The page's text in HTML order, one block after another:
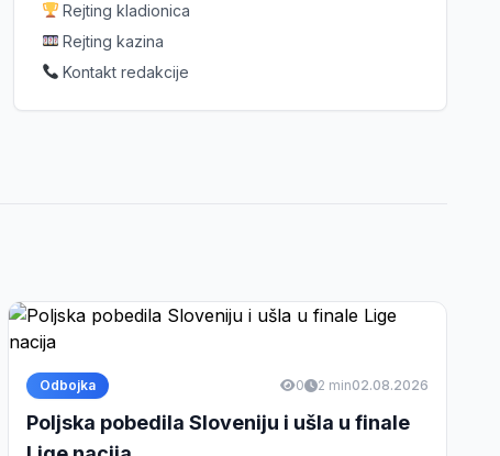
Rejting kladionica
Rejting kazina
Kontakt redakcije
Odbojka 0 2 min02.08.2026
Poljska pobedila Sloveniju i ušla u finale